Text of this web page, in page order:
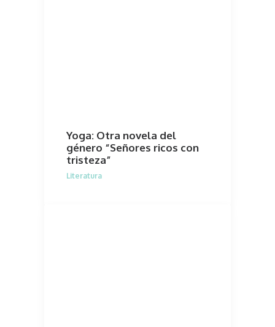
Yoga: Otra novela del
género “Señores ricos con
tristeza”
Literatura